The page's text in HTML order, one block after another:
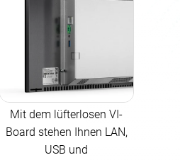
Mit dem lüfterlosen VI-
Board stehen Ihnen LAN,
USB und